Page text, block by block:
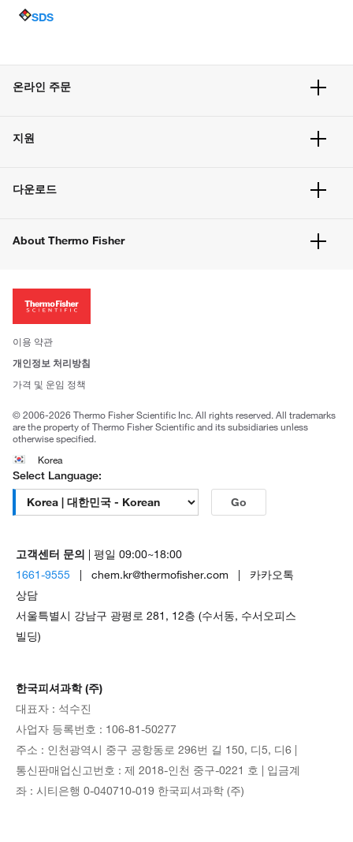
SDS
온라인 주문
주문 방법
벌크 주문
지원
고객 센터
웹사이트 개선사항
다운로드
About Thermo Fisher
투자자
사회적 책임
브랜드
이용 약관
개인정보 처리방침
가격 및 운임 정책
© 2006-2026 Thermo Fisher Scientific Inc. All rights reserved. All trademarks
are the property of Thermo Fisher Scientific and its subsidiaries unless
otherwise specified.
Korea
Select Language:
Go
고객센터 문의 | 평일 09:00~18:00
1661-9555 | chem.kr@thermofisher.com | 카카오톡
상담
서울특별시 강남구 광평로 281, 12층 (수서동, 수서오피스
빌딩)
한국피셔과학 (주)
대표자 : 석수진
사업자 등록번호 : 106-81-50277
주소 : 인천광역시 중구 공항동로 296번 길 150, 디5, 디6 |
통신판매업신고번호 : 제 2018-인천 중구-0221 호 | 입금계
좌 : 시티은행 0-040710-019 한국피셔과학 (주)